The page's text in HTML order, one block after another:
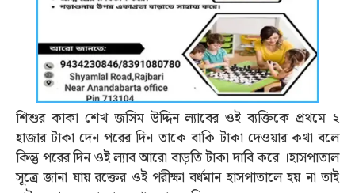
শিশুর কাকা শেখ জসিম উদ্দিন ল্যাবের ওই ব্যক্তিকে প্রথমে ২
হাজার টাকা দেন পরের দিন তাকে বাকি টাকা দেওয়ার কথা বলে
কিন্তু পরের দিন ওই ল্যাব আরো বাড়তি টাকা দাবি করে ।হাসপাতাল
সূত্রে জানা যায় রক্তের ওই পরীক্ষা বর্ধমান হাসপাতালে হয় না তাই